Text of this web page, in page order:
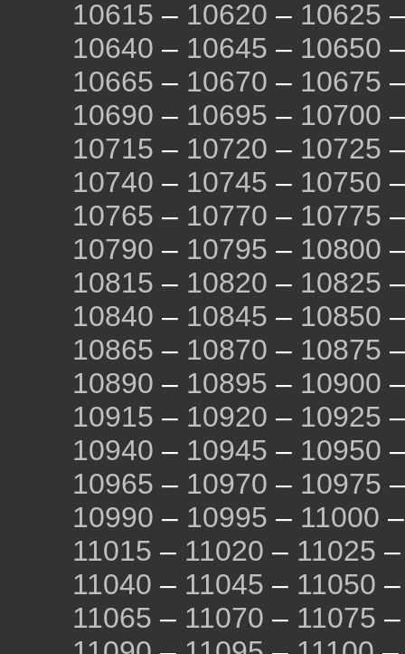
10615 – 10620 – 10625
10640 – 10645 – 10650
10665 – 10670 – 10675
10690 – 10695 – 10700
10715 – 10720 – 10725
10740 – 10745 – 10750
10765 – 10770 – 10775
10790 – 10795 – 10800
10815 – 10820 – 10825
10840 – 10845 – 10850
10865 – 10870 – 10875
10890 – 10895 – 10900
10915 – 10920 – 10925
10940 – 10945 – 10950
10965 – 10970 – 10975
10990 – 10995 – 11000
11015 – 11020 – 11025
11040 – 11045 – 11050
11065 – 11070 – 11075